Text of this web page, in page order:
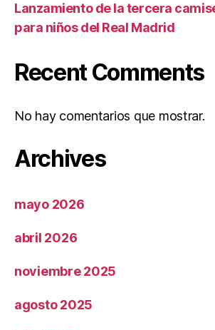
Lanzamiento de la tercera
para niños del Real Madrid
Recent Comments
No hay comentarios que mostrar.
Archives
mayo 2026
abril 2026
noviembre 2025
agosto 2025